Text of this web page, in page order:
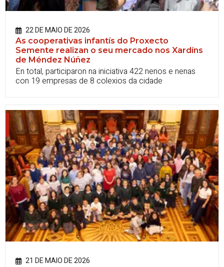
22 DE MAIO DE 2026
As cooperativas infantís do Proxecto
Semente realizan o seu mercado nos Xardíns
de Méndez Núñez
En total, participaron na iniciativa 422 nenos e nenas
con 19 empresas de 8 colexios da cidade
21 DE MAIO DE 2026